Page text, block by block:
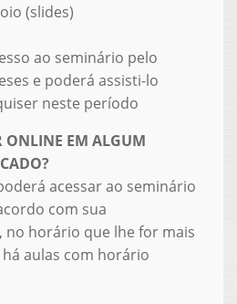
(slides)
ao seminário pelo
e poderá assisti-lo
neste período
ONLINE EM ALGUM
acessar ao seminário
com sua
no horário que lhe for mais
aulas com horário